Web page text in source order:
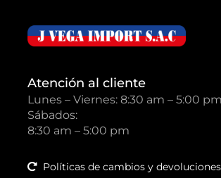
Atención al cliente
Lunes – Viernes: 8:30 am – 5:00 pm
Sábados:
8:30 am – 5:00 pm
Políticas de cambios y devoluciones